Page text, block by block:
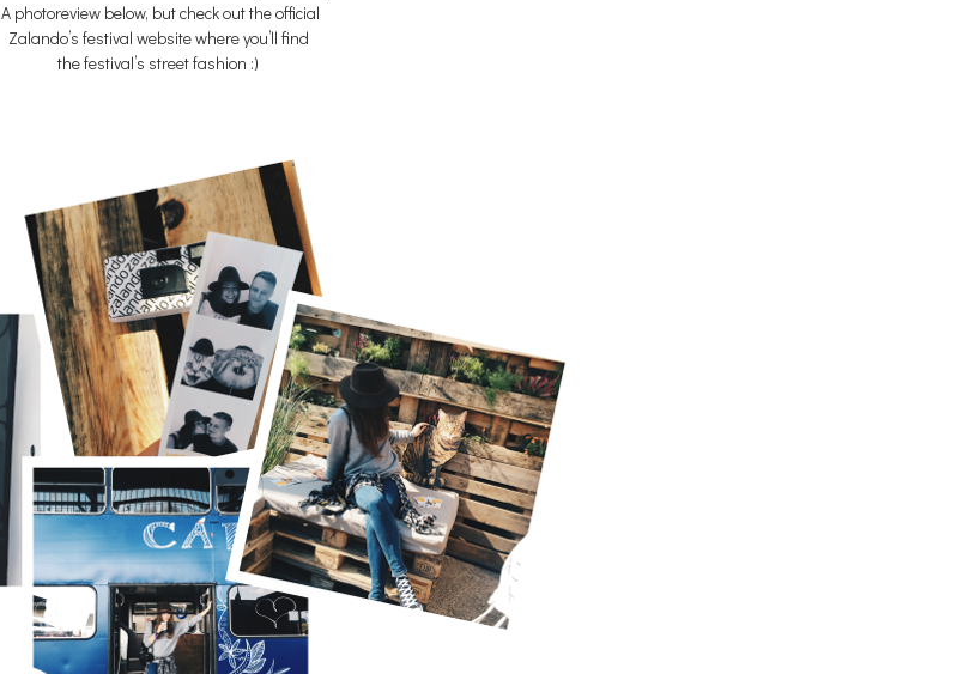
A photoreview below, but check out the official
Zalando’s festival website where you’ll find
the festival’s street fashion :)